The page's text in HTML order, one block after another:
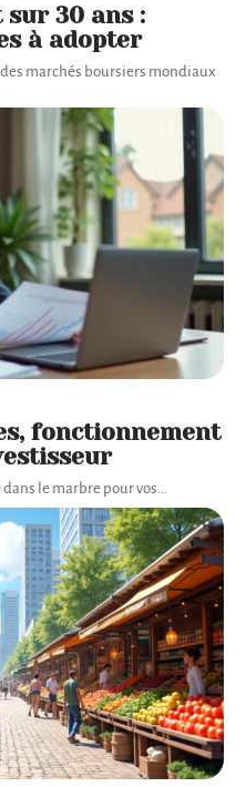
30 ans :
à adopter
marchés boursiers mondiaux
fonctionnement
le marbre pour vos